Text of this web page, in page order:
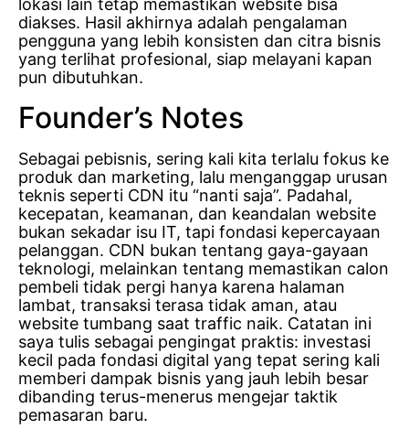
lokasi lain tetap memastikan website bisa
diakses. Hasil akhirnya adalah pengalaman
pengguna yang lebih konsisten dan citra bisnis
yang terlihat profesional, siap melayani kapan
pun dibutuhkan.
Founder’s Notes
Sebagai pebisnis, sering kali kita terlalu fokus ke
produk dan marketing, lalu menganggap urusan
teknis seperti CDN itu “nanti saja”. Padahal,
kecepatan, keamanan, dan keandalan website
bukan sekadar isu IT, tapi fondasi kepercayaan
pelanggan. CDN bukan tentang gaya-gayaan
teknologi, melainkan tentang memastikan calon
pembeli tidak pergi hanya karena halaman
lambat, transaksi terasa tidak aman, atau
website tumbang saat traffic naik. Catatan ini
saya tulis sebagai pengingat praktis: investasi
kecil pada fondasi digital yang tepat sering kali
memberi dampak bisnis yang jauh lebih besar
dibanding terus-menerus mengejar taktik
pemasaran baru.